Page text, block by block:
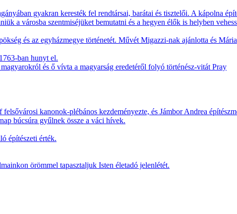
gyakran keresték fel rendtársai, barátai és tisztelői. A kápolna
a városba szentmiséjüket bemutatni és a hegyen élők is helyben
és az egyházmegye történetét. Művét Migazzi-nak ajánlotta és Mária
ban hunyt el.
és ő vívta a magyarság eredetéről folyó történész-vitát Pray
kanonok-plébános kezdeményezte, és Jámbor Andrea
búcsúra gyűlnek össze a váci hívek.
építészeti érték.
örömmel tapasztaljuk Isten életadó jelenlétét.